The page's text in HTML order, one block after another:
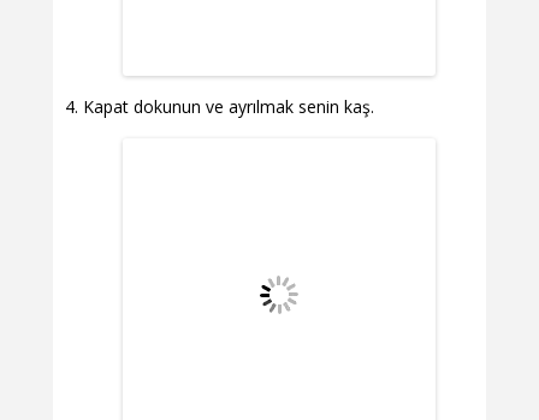
Kapat dokunun ve ayrılmak senin kaş.